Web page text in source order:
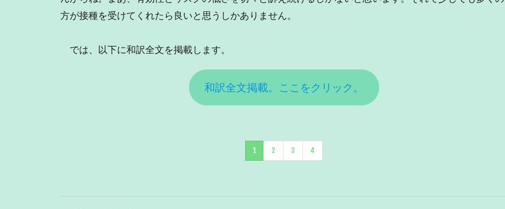
方が接種を受けてくれたら良いと思うしかありません。
では、以下に和訳全文を掲載します。
和訳全文掲載。ここをクリック。
1 2 3 4